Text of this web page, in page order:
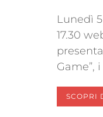
Lunedì
17.30
Game”,
SCOPRI